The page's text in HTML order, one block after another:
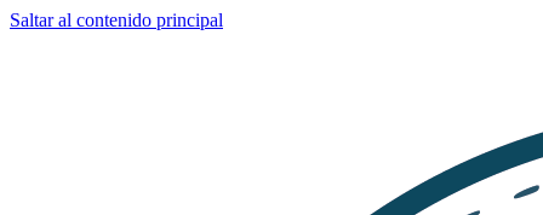
Saltar al contenido principal